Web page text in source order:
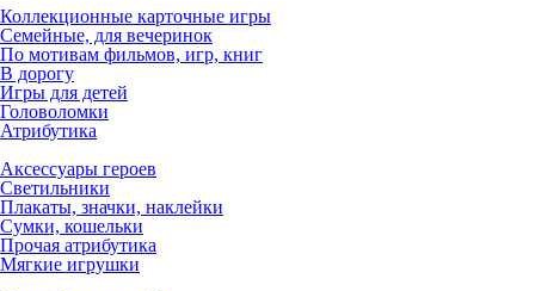
Коллекционные карточные игры
Семейные, для вечеринок
По мотивам фильмов, игр, книг
В дорогу
Игры для детей
Головоломки
Атрибутика
Аксессуары героев
Светильники
Плакаты, значки, наклейки
Сумки, кошельки
Прочая атрибутика
Мягкие игрушки